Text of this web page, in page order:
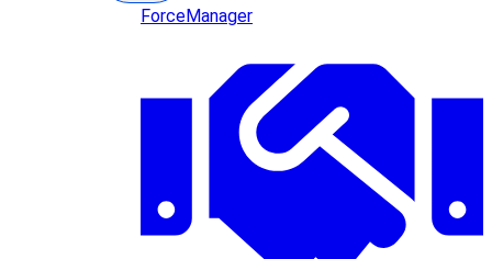
ForceManager